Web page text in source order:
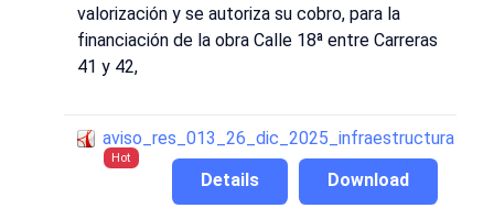
valorización y se autoriza su cobro, para la
financiación de la obra Calle 18ª entre Carreras
41 y 42,
aviso_res_013_26_dic_2025_infraestructura
Hot
Download
Details